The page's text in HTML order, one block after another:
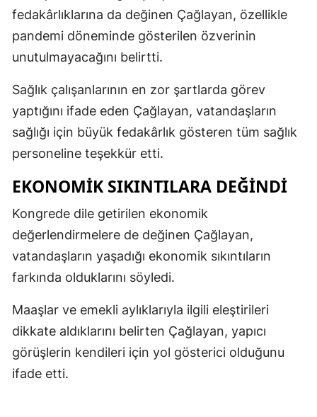
fedakârlıklarına da değinen Çağlayan, özellikle
pandemi döneminde gösterilen özverinin
unutulmayacağını belirtti.
Sağlık çalışanlarının en zor şartlarda görev
yaptığını ifade eden Çağlayan, vatandaşların
sağlığı için büyük fedakârlık gösteren tüm sağlık
personeline teşekkür etti.
EKONOMİK SIKINTILARA DEĞİNDİ
Kongrede dile getirilen ekonomik
değerlendirmelere de değinen Çağlayan,
vatandaşların yaşadığı ekonomik sıkıntıların
farkında olduklarını söyledi.
Maaşlar ve emekli aylıklarıyla ilgili eleştirileri
dikkate aldıklarını belirten Çağlayan, yapıcı
görüşlerin kendileri için yol gösterici olduğunu
ifade etti.